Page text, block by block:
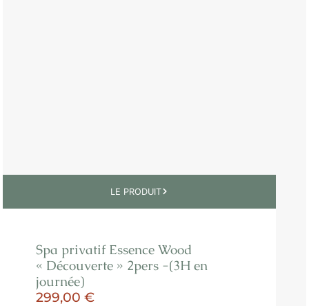
LE PRODUIT
Spa privatif Essence Wood
« Découverte » 2pers -(3H en
journée)
299,00€